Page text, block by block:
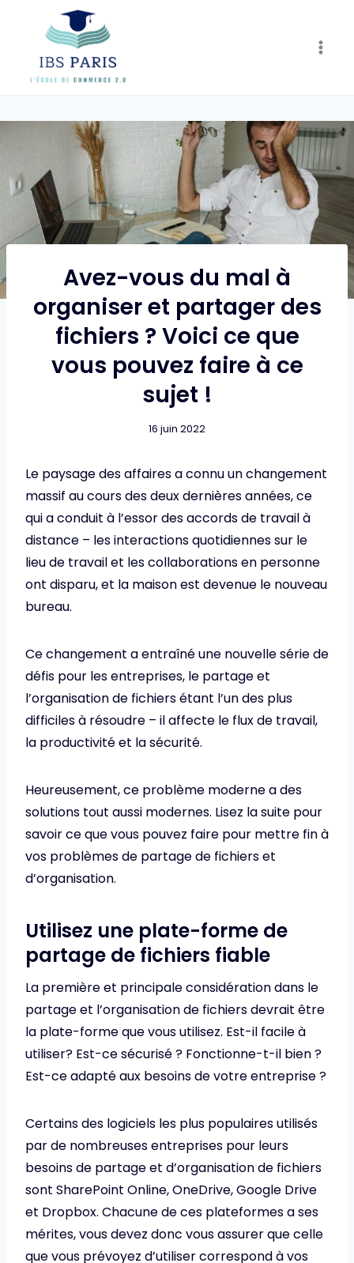
content
Avez-vous du mal à
organiser et partager des
fichiers ? Voici ce que
vous pouvez faire à ce
sujet !
16 juin 2022
Le paysage des affaires a connu un changement
massif au cours des deux dernières années, ce
qui a conduit à l’essor des accords de travail à
distance – les interactions quotidiennes sur le
lieu de travail et les collaborations en personne
ont disparu, et la maison est devenue le nouveau
bureau.
Ce changement a entraîné une nouvelle série de
défis pour les entreprises, le partage et
l’organisation de fichiers étant l’un des plus
difficiles à résoudre – il affecte le flux de travail,
la productivité et la sécurité.
Heureusement, ce problème moderne a des
solutions tout aussi modernes. Lisez la suite pour
savoir ce que vous pouvez faire pour mettre fin à
vos problèmes de partage de fichiers et
d’organisation.
Utilisez une plate-forme de
partage de fichiers fiable
La première et principale considération dans le
partage et l’organisation de fichiers devrait être
la plate-forme que vous utilisez. Est-il facile à
utiliser? Est-ce sécurisé ? Fonctionne-t-il bien ?
Est-ce adapté aux besoins de votre entreprise ?
Certains des logiciels les plus populaires utilisés
par de nombreuses entreprises pour leurs
besoins de partage et d’organisation de fichiers
sont SharePoint Online, OneDrive, Google Drive
et Dropbox. Chacune de ces plateformes a ses
mérites, vous devez donc vous assurer que celle
que vous prévoyez d’utiliser correspond à vos